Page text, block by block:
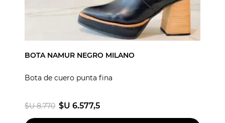
BOTA NAMUR NEGRO MILANO
Bota de cuero punta fina
$U 8.770 $U 6.577,5